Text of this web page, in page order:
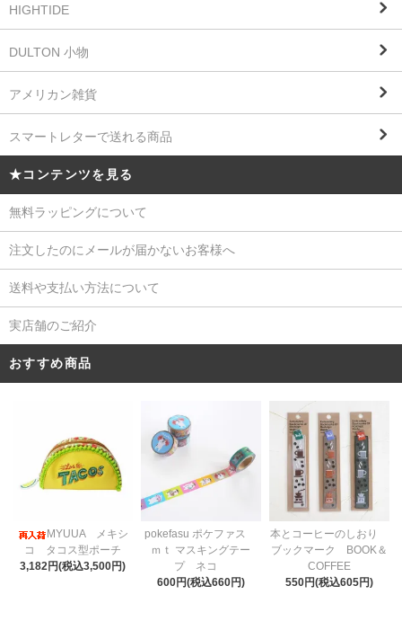
HIGHTIDE
DULTON 小物
アメリカン雑貨
スマートレターで送れる商品
★コンテンツを見る
無料ラッピングについて
注文したのにメールが届かないお客様へ
送料や支払い方法について
実店舗のご紹介
おすすめ商品
MYUUA メキシ
コ タコス型ポーチ
3,182円(税込3,500円)
pokefasu ポケファス
ｍｔ マスキングテー
プ ネコ
600円(税込660円)
本とコーヒーのしおり
ブックマーク BOOK＆
COFFEE
550円(税込605円)